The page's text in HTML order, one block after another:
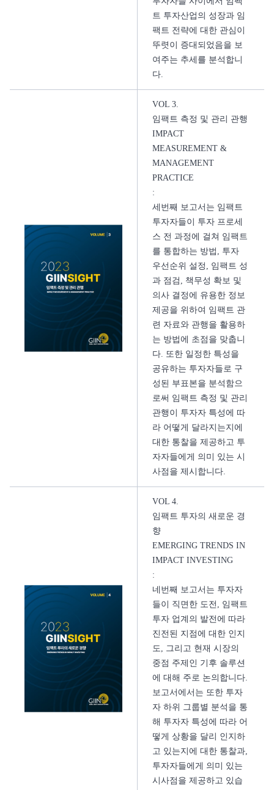
트 투자산업의 성장과 임
팩트 전략에 대한 관심이
뚜렷이 증대되었음을 보
여주는 추세를 분석합니
다.
VOL 3.
임팩트 측정 및 관리 관행
IMPACT
MEASUREMENT &
MANAGEMENT
PRACTICE
:
세번째 보고서는 임팩트
투자자들이 투자 프로세
스 전 과정에 걸쳐 임팩트
를 통합하는 방법, 투자
우선순위 설정, 임팩트 성
과 점검, 책무성 확보 및
의사 결정에 유용한 정보
제공을 위하여 임팩트 관
련 자료와 관행을 활용하
는 방법에 초점을 맞춥니
다. 또한 일정한 특성을
공유하는 투자자들로 구
성된 부표본을 분석함으
로써 임팩트 측정 및 관리
관행이 투자자 특성에 따
라 어떻게 달라지는지에
대한 통찰을 제공하고 투
자자들에게 의미 있는 시
사점을 제시합니다.
VOL 4.
임팩트 투자의 새로운 경
향
EMERGING TRENDS IN
IMPACT INVESTING
:
네번째 보고서는 투자자
들이 직면한 도전, 임팩트
투자 업계의 발전에 따라
진전된 지점에 대한 인지
도, 그리고 현재 시장의
중점 주제인 기후 솔루션
에 대해 주로 논의합니다.
보고서에서는 또한 투자
자 하위 그룹별 분석을 통
해 투자자 특성에 따라 어
떻게 상황을 달리 인지하
고 있는지에 대한 통찰과,
투자자들에게 의미 있는
시사점을 제공하고 있습